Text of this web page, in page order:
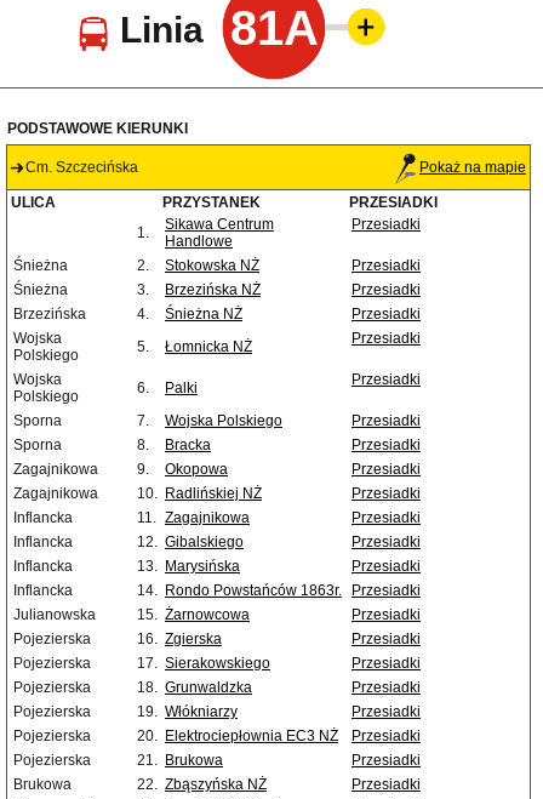
Linia 81A
PODSTAWOWE KIERUNKI
Cm. Szczecińska Pokaż na mapie
ULICA PRZYSTANEK
PRZESIADKI
1.
Sikawa Centrum
Handlowe
Przesiadki
Śnieżna 2. Stokowska NŻ
Przesiadki
Śnieżna
3. Brzezińska NŻ
Przesiadki
Brzezińska
4. Śnieżna NŻ
Przesiadki
Wojska
Polskiego
5. Łomnicka NŻ Przesiadki
Wojska
Polskiego
6. Palki Przesiadki
Sporna 7. Wojska Polskiego
Przesiadki
Sporna
8. Bracka
Przesiadki
Zagajnikowa
9. Okopowa
Przesiadki
Zagajnikowa
10. Radlińskiej NŻ
Przesiadki
Inflancka
11. Zagajnikowa
Przesiadki
Inflancka
12. Gibalskiego
Przesiadki
Inflancka
13. Marysińska
Przesiadki
Inflancka
14. Rondo Powstańców 1863r.
Przesiadki
Julianowska
15. Żarnowcowa
Przesiadki
Pojezierska
16. Zgierska
Przesiadki
Pojezierska
17. Sierakowskiego
Przesiadki
Pojezierska
18. Grunwaldzka
Przesiadki
Pojezierska
19. Włókniarzy
Przesiadki
Pojezierska
20. Elektrociepłownia EC3 NŻ
Przesiadki
Pojezierska
21. Brukowa
Przesiadki
Brukowa
22. Zbąszyńska NŻ
Przesiadki